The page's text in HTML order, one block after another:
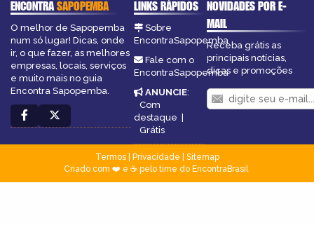
ENCONTRASAPOPEMBA
O melhor de Sapopemba
num só lugar! Dicas, onde
ir, o que fazer, as melhores
empresas, locais, serviços
e muito mais no guia
Encontra Sapopemba.
LINKS RÁPIDOS
Sobre
EncontraSapopemba
Fale com o
EncontraSapopemba
ANUNCIE:
Com
destaque
Grátis
NOVIDADES POR E-
MAIL
Receba grátis as
principais notícias,
dicas e promoções
Termos| Privacidade
Sitemap
Criado com ❤️ e ☕ pelo time do EncontraBrasil